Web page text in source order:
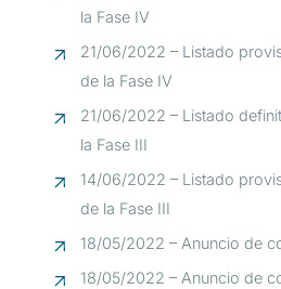
18/05/2022 – Anuncio de
18/05/2022 – Anuncio de
14/06/2022 – Listado
de la Fase III
21/06/2022 – Listado
la Fase III
21/06/2022 – Listado
de la Fase IV
la Fase IV